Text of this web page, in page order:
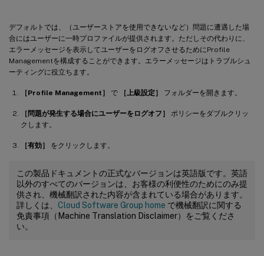
デフォルトでは、（ユーザーストアを使用できないなど）問題に遭遇した場
合にはユーザーに一時プロファイルが提供されます。ただしその代わりに、
エラーメッセージを表示してユーザーをログオフさせるためにProfile
Managementを構成することができます。エラーメッセージはトラブルシュ
ーティングに役立ちます。
［Profile Management］ で ［上級設定］ フォルダーを開きます。
［問題が発生する場合にユーザーをログオフ］
ポリシーをダブルクリッ
クします。
［有効］ をクリックします。
この製品ドキュメントの正式なバージョンは英語版です。英語
以外のすべてのバージョンは、お客様の利便性のためにのみ提
供され、機械翻訳された内容が含まれている場合があります。
詳しくは、 Cloud Software Group home で機械翻訳に関する
免責事項（Machine Translation Disclaimer）をご覧くださ
い。